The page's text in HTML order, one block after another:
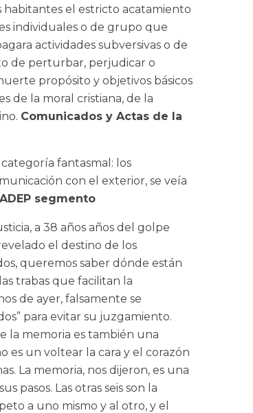
habitantes el estricto acatamiento
individuales o de grupo que
actividades subversivas o de
de perturbar, perjudicar o
propósito y objetivos básicos
de la moral cristiana, de la
Comunicados y Actas de la
fantasmal: los
con el exterior, se veía
segmento
a 38 años años del golpe
el destino de los
queremos saber dónde están
trabas que facilitan la
de ayer, falsamente se
para evitar su juzgamiento.
la memoria es también una
es un voltear la cara y el corazón
La memoria, nos dijeron, es una
pasos. Las otras seis son la
a uno mismo y al otro, y el